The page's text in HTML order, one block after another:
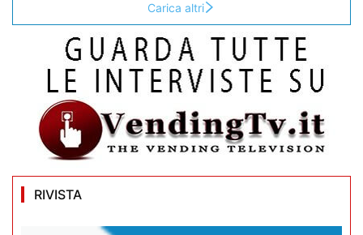
Carica altri
RIVISTA